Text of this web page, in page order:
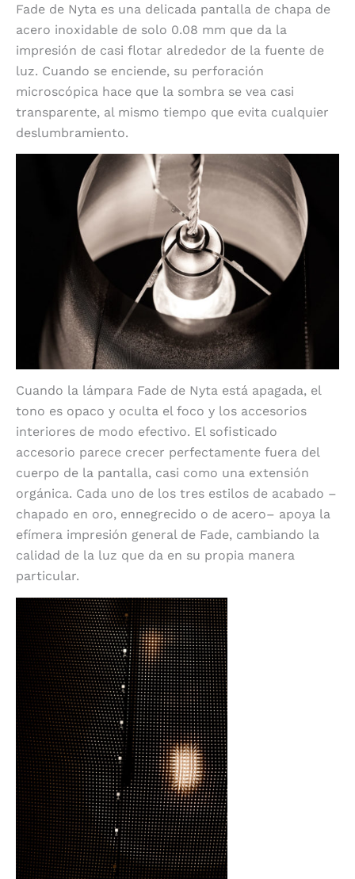
Fade de Nyta es una delicada pantalla de chapa de
acero inoxidable de solo 0.08 mm que da la
impresión de casi flotar alrededor de la fuente de
luz. Cuando se enciende, su perforación
microscópica hace que la sombra se vea casi
transparente, al mismo tiempo que evita cualquier
deslumbramiento.
Cuando la lámpara Fade de Nyta está apagada, el
tono es opaco y oculta el foco y los accesorios
interiores de modo efectivo. El sofisticado
accesorio parece crecer perfectamente fuera del
cuerpo de la pantalla, casi como una extensión
orgánica. Cada uno de los tres estilos de acabado –
chapado en oro, ennegrecido o de acero– apoya la
efímera impresión general de Fade, cambiando la
calidad de la luz que da en su propia manera
particular.